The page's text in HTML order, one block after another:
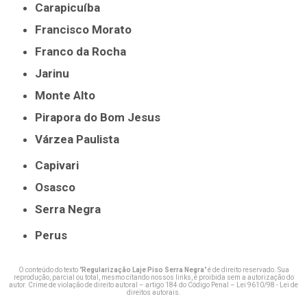
Carapicuíba
Francisco Morato
Franco da Rocha
Jarinu
Monte Alto
Pirapora do Bom Jesus
Várzea Paulista
Capivari
Osasco
Serra Negra
Perus
O conteúdo do texto "Regularização Laje Piso Serra Negra" é de direito reservado. Sua
reprodução, parcial ou total, mesmo citando nossos links, é proibida sem a autorização do
autor. Crime de violação de direito autoral – artigo 184 do Código Penal –
Lei 9610/98 - Lei de
direitos autorais